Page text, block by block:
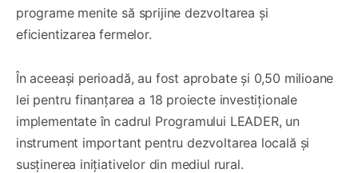
programe menite să sprijine dezvoltarea și
eficientizarea fermelor.
În aceeași perioadă, au fost aprobate și 0,50 milioane
lei pentru finanțarea a 18 proiecte investiționale
implementate în cadrul Programului LEADER, un
instrument important pentru dezvoltarea locală și
susținerea inițiativelor din mediul rural.